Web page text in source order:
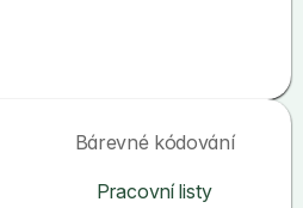
Bárevné kódování
Pracovní listy